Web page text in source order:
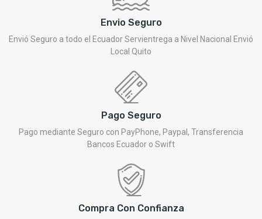
Envio Seguro
Envió Seguro a todo el Ecuador Servientrega a Nivel Nacional Envió
Local Quito
Pago Seguro
Pago mediante Seguro con PayPhone, Paypal, Transferencia
Bancos Ecuador o Swift
Compra Con Confianza